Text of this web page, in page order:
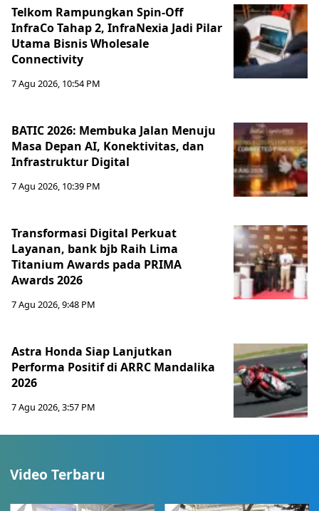
Telkom Rampungkan Spin-Off
InfraCo Tahap 2, InfraNexia Jadi Pilar
Utama Bisnis Wholesale
Connectivity
7 Agu 2026, 10:54 PM
BATIC 2026: Membuka Jalan Menuju
Masa Depan AI, Konektivitas, dan
Infrastruktur Digital
7 Agu 2026, 10:39 PM
Transformasi Digital Perkuat
Layanan, bank bjb Raih Lima
Titanium Awards pada PRIMA
Awards 2026
7 Agu 2026, 9:48 PM
Astra Honda Siap Lanjutkan
Performa Positif di ARRC Mandalika
2026
7 Agu 2026, 3:57 PM
Video Terbaru